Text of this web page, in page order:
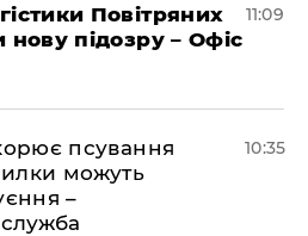
Повітряних
підозру – Офіс
11:09
псування
можуть
–
10:35